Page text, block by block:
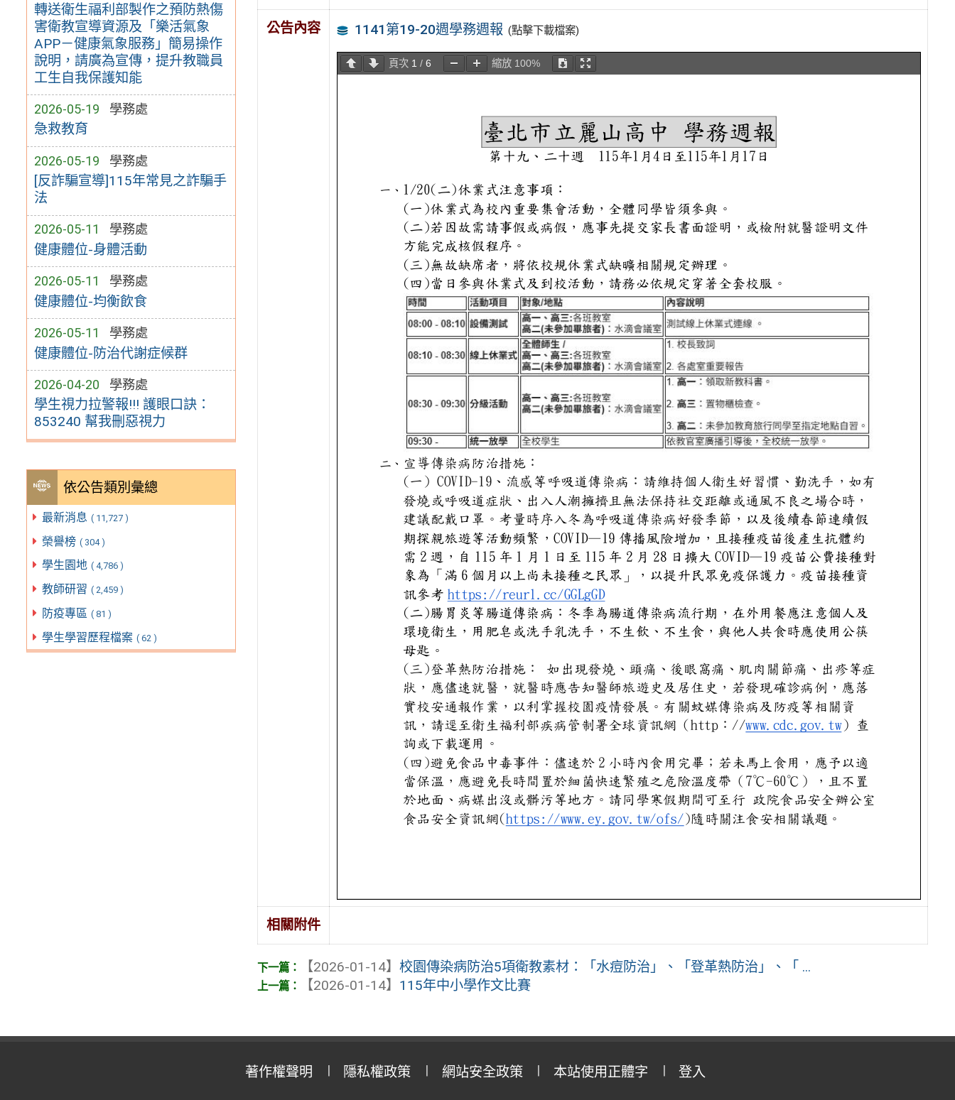
轉送衛生福利部製作之預防熱傷
害衛教宣導資源及「樂活氣象
APP－健康氣象服務」簡易操作
說明，請廣為宣傳，提升教職員
工生自我保護知能
2026-05-19 學務處
急救教育
2026-05-19 學務處
[反詐騙宣導]115年常見之詐騙手
法
2026-05-11 學務處
健康體位-身體活動
2026-05-11 學務處
健康體位-均衡飲食
2026-05-11 學務處
健康體位-防治代謝症候群
2026-04-20 學務處
學生視力拉警報!!! 護眼口訣：
853240 幫我刪惡視力
依公告類別彙總
最新消息 ( 11,727 )
榮譽榜 ( 304 )
學生園地 ( 4,786 )
教師研習 ( 2,459 )
防疫專區 ( 81 )
學生學習歷程檔案 ( 62 )
公告內容 1141第19-20週學務週報 (點擊下載檔案)
頁次 1 / 6 縮放 100%
相關附件
【2026-01-14】校園傳染病防治5項衛教素材：「水痘防治」、「登革熱防治」、「 ...
【2026-01-14】 115年中小學作文比賽
著作權聲明 隱私權政策 網站安全政策 本站使用正體字 登入